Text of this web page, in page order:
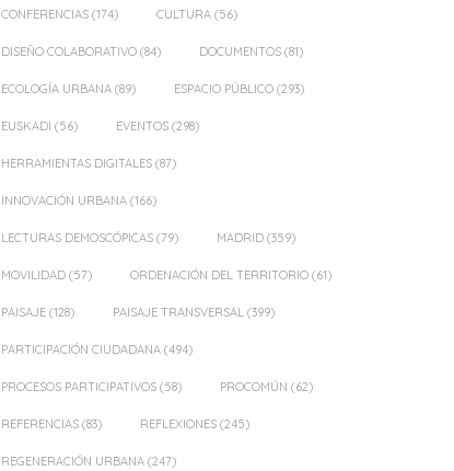
CONFERENCIAS (174) CULTURA (56)
DISEÑO COLABORATIVO (84) DOCUMENTOS (81)
ECOLOGÍA URBANA (89) ESPACIO PÚBLICO (293)
EUSKADI (56) EVENTOS (298)
HERRAMIENTAS DIGITALES (87)
INNOVACIÓN URBANA (166)
LECTURAS DEMOSCÓPICAS (79) MADRID (359)
MOVILIDAD (57) ORDENACIÓN DEL TERRITORIO (61)
PAISAJE (128) PAISAJE TRANSVERSAL (399)
PARTICIPACIÓN CIUDADANA (494)
PROCESOS PARTICIPATIVOS (58) PROCOMÚN (62)
REFERENCIAS (83) REFLEXIONES (245)
REGENERACIÓN URBANA (247)